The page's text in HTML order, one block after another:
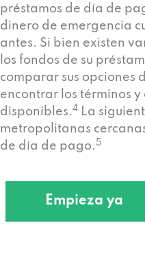
préstamos de día de
dinero de emergencia
antes. Si bien existen
los fondos de su
comparar sus opciones
encontrar los términos
disponibles.4 La
metropolitanas
de día de pago. 5
Empieza ya